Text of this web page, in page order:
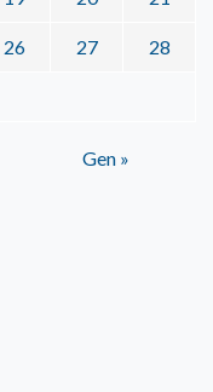
26 27 28
Gen »